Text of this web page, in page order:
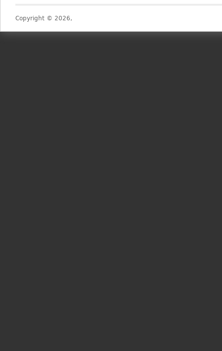
Copyright © 2026,